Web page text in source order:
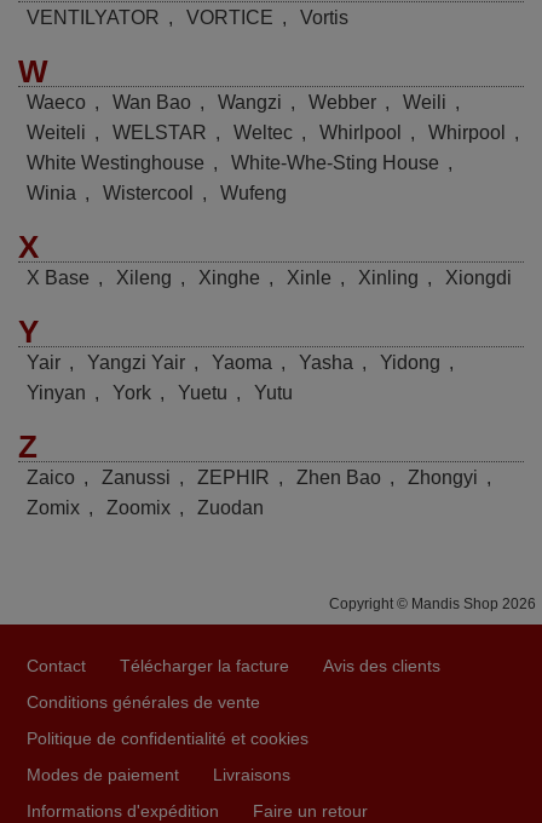
VENTILYATOR , VORTICE , Vortis
W
Waeco , Wan Bao , Wangzi , Webber , Weili ,
Weiteli , WELSTAR , Weltec , Whirlpool , Whirpool
,
White Westinghouse , White-Whe-Sting House ,
Winia , Wistercool , Wufeng
X
X Base , Xileng , Xinghe , Xinle , Xinling , Xiongdi
Y
Yair , Yangzi Yair , Yaoma , Yasha , Yidong ,
Yinyan , York , Yuetu , Yutu
Z
Zaico , Zanussi , ZEPHIR , Zhen Bao , Zhongyi ,
Zomix , Zoomix , Zuodan
Copyright © Mandis Shop 2026
Contact Télécharger la facture
Avis des clients
Conditions générales de vente
Politique de confidentialité et cookies
Modes de paiement
Livraisons
Informations d'expédition
Faire un retour